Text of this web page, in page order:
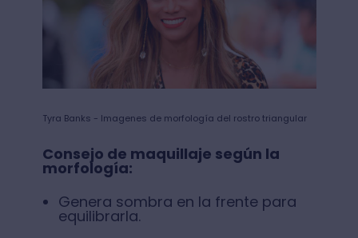
Tyra Banks - Imagenes de morfología del rostro triangular
Consejo de maquillaje según la
morfología:
Genera sombra en la frente para
equilibrarla.